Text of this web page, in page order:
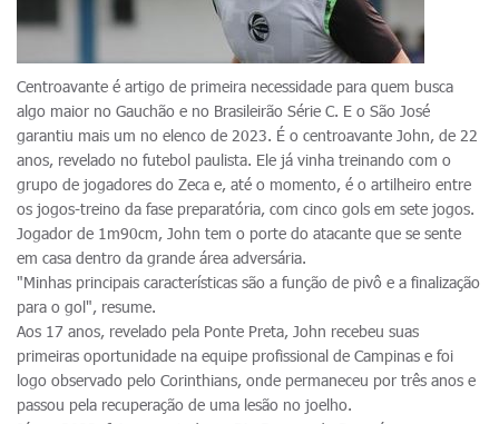
Centroavante é artigo de primeira necessidade para quem busca
algo maior no Gauchão e no Brasileirão Série C. E o São José
garantiu mais um no elenco de 2023. É o centroavante John, de 22
anos, revelado no futebol paulista. Ele já vinha treinando com o
grupo de jogadores do Zeca e, até o momento, é o artilheiro entre
os jogos-treino da fase preparatória, com cinco gols em sete jogos.
Jogador de 1m90cm, John tem o porte do atacante que se sente
em casa dentro da grande área adversária.
"Minhas principais características são a função de pivô e a finalização
para o gol", resume.
Aos 17 anos, revelado pela Ponte Preta, John recebeu suas
primeiras oportunidade na equipe profissional de Campinas e foi
logo observado pelo Corinthians, onde permaneceu por três anos e
passou pela recuperação de uma lesão no joelho.